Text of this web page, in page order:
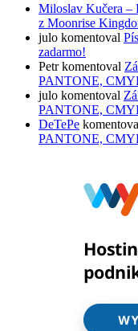
Miloslav Kučera –
z Moonrise
julo komentoval
zadarmo!
Petrkomentoval
PANTONE,
julo komentoval
PANTONE,
DeTePe
PANTONE,